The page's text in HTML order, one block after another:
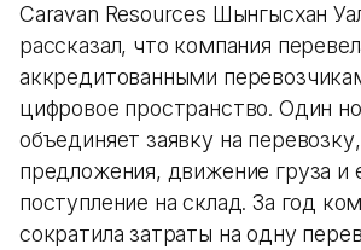
Caravan Resources Шынгысхан
рассказал, что компания
аккредитованными
цифровое пространство. Один
объединяет заявку на
предложения, движение груза и
поступление на склад. За год
сократила затраты на одну